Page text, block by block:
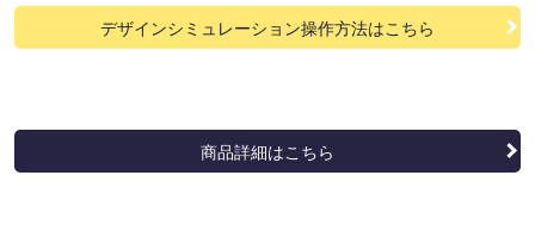
デザインシミュレーション操作方法はこちら
商品詳細はこちら